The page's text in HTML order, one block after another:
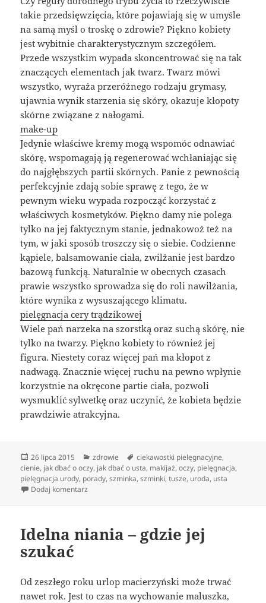
takie przedsięwzięcia, które pojawiają się w umyśle
na samą myśl o troskę o zdrowie? Piękno kobiety
jest wybitnie charakterystycznym szczegółem.
Przede wszystkim wypada skoncentrować się na tak
znaczących elementach jak twarz. Twarz mówi
wszystko, wyraża przeróżnego rodzaju grymasy,
ujawnia wynik starzenia się skóry, okazuje kłopoty
skórne związane z nałogami.
make-up
Jedynie właściwe kremy mogą wspomóc odnawiać
skórę, wspomagają ją regenerować wchłaniając się
do najgłębszych partii skórnych. Panie z pewnością
perfekcyjnie zdają sobie sprawę z tego, że w
pewnym wieku wypada rozpocząć korzystać z
właściwych kosmetyków. Piękno damy nie polega
tylko na jej faktycznym stanie, jednakowoż też na
tym, w jaki sposób troszczy się o siebie. Codzienne
kąpiele, balsamowanie ciała, zwilżanie jest bardzo
bazową funkcją. Naturalnie w obecnych czasach
prawie wszystko sprowadza się do roli nawilżania,
które wynika z wysuszającego klimatu.
pielęgnacja cery trądzikowej
Wiele pań narzeka na szorstką oraz suchą skórę, nie
tylko na twarzy. Piękno kobiety to również jej
figura. Niestety coraz więcej pań ma kłopot z
nadwagą. Znacznie więcej ruchu na pewno wpłynie
korzystnie na okręcone partie ciała, pozwoli
wysmuklić sylwetkę oraz uczynić, że kobieta będzie
prawdziwie atrakcyjna.
Data
publikacji
26 lipca 2015 Kategorie
zdrowie Tagi
ciekawostki pielęgnacyjne,
cienie, jak dbać o oczy, jak dbać o usta, makijaż,oczy, pielęgnacja,
pielęgnacja urody, porady,szminka,szminki,tusze, uroda, usta
Dodaj komentarz
Idelna niania – gdzie jej
szukać
Od zeszłego roku urlop macierzyński może trwać
nawet rok. Jest to czas na wychowanie maluszka,